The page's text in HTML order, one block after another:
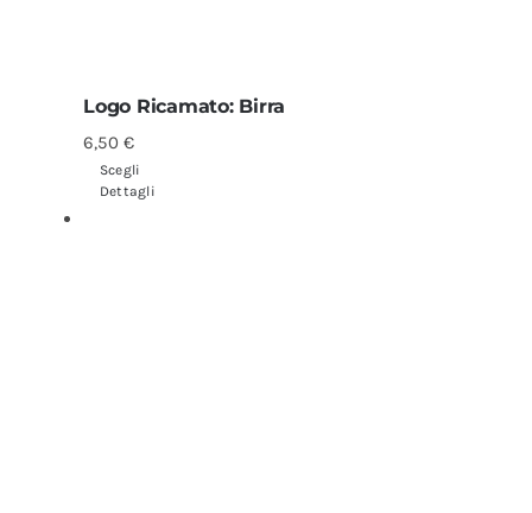
Logo Ricamato: Birra
6,50€
Scegli
Dettagli